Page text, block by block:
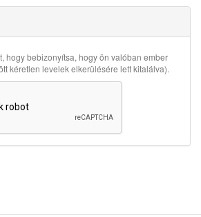
hogy bebizonyítsa, hogy ön valóban ember
kéretlen levelek elkerülésére lett kitalálva).